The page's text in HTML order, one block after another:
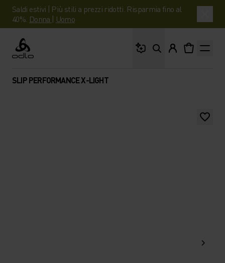
Saldi estivi | Più stili a prezzi ridotti. Risparmia fino al
40%. Donna | Uomo
Odlo
SLIP PERFORMANCE X-LIGHT